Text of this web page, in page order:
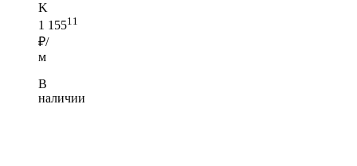
K
1 15511
₽/
м
В
наличии